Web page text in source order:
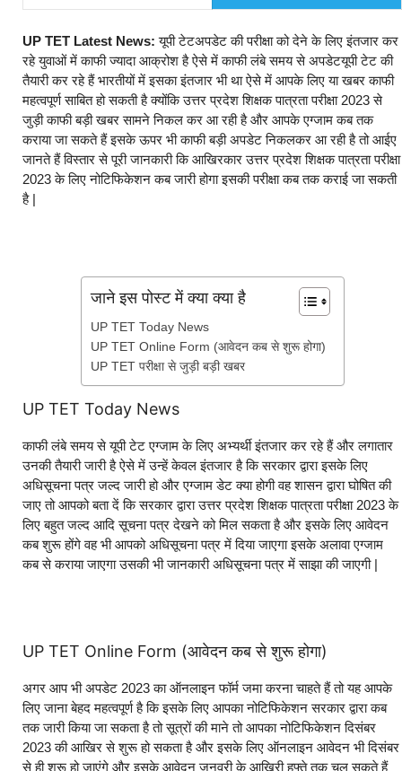
UP TET Latest News: यूपी टेटअपडेट की परीक्षा को देने के लिए इंतजार कर
रहे युवाओं में काफी ज्यादा आक्रोश है ऐसे में काफी लंबे समय से अपडेटयूपी टेट की
तैयारी कर रहे हैं भारतीयों में इसका इंतजार भी था ऐसे में आपके लिए या खबर काफी
महत्वपूर्ण साबित हो सकती है क्योंकि उत्तर प्रदेश शिक्षक पात्रता परीक्षा 2023 से
जुड़ी काफी बड़ी खबर सामने निकल कर आ रही है और आपके एग्जाम कब तक
कराया जा सकते हैं इसके ऊपर भी काफी बड़ी अपडेट निकलकर आ रही है तो आईए
जानते हैं विस्तार से पूरी जानकारी कि आखिरकार उत्तर प्रदेश शिक्षक पात्रता परीक्षा
2023 के लिए नोटिफिकेशन कब जारी होगा इसकी परीक्षा कब तक कराई जा सकती
है |
जाने इस पोस्ट में क्या क्या है
UP TET Today News
UP TET Online Form (आवेदन कब से शुरू होगा)
UP TET परीक्षा से जुड़ी बड़ी खबर
UP TET Today News
काफी लंबे समय से यूपी टेट एग्जाम के लिए अभ्यर्थी इंतजार कर रहे हैं और लगातार
उनकी तैयारी जारी है ऐसे में उन्हें केवल इंतजार है कि सरकार द्वारा इसके लिए
अधिसूचना पत्र जल्द जारी हो और एग्जाम डेट क्या होगी वह शासन द्वारा घोषित की
जाए तो आपको बता दें कि सरकार द्वारा उत्तर प्रदेश शिक्षक पात्रता परीक्षा 2023 के
लिए बहुत जल्द आदि सूचना पत्र देखने को मिल सकता है और इसके लिए आवेदन
कब शुरू होंगे वह भी आपको अधिसूचना पत्र में दिया जाएगा इसके अलावा एग्जाम
कब से कराया जाएगा उसकी भी जानकारी अधिसूचना पत्र में साझा की जाएगी |
UP TET Online Form (आवेदन कब से शुरू होगा)
अगर आप भी अपडेट 2023 का ऑनलाइन फॉर्म जमा करना चाहते हैं तो यह आपके
लिए जाना बेहद महत्वपूर्ण है कि इसके लिए आपका नोटिफिकेशन सरकार द्वारा कब
तक जारी किया जा सकता है तो सूत्रों की माने तो आपका नोटिफिकेशन दिसंबर
2023 की आखिर से शुरू हो सकता है और इसके लिए ऑनलाइन आवेदन भी दिसंबर
से ही शुरू हो जाएंगे और इसके आवेदन जनवरी के आखिरी हफ्ते तक चल सकते हैं